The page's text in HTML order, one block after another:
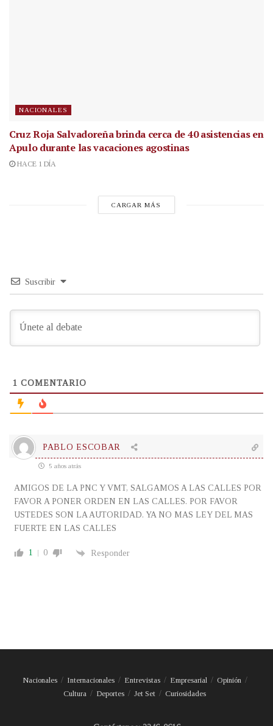
NACIONALES
Cruz Roja Salvadoreña brinda cerca de 40 asistencias en
Apulo durante las vacaciones agostinas
HACE 1 DÍA
CARGAR MÁS
Suscribir
1 COMENTARIO
PABLO ESCOBAR
5 años atrás
AMIGOS DE LA PNC Y VMT, SALGAMOS A LAS CALLES POR
FAVOR A PONER ORDEN EN LAS CALLES. POR FAVOR
USTEDES SON LA AUTORIDAD. YA NO MAS LEY DEL MAS
FUERTE EN LAS CALLES
1 0 Responder
Nacionales Internacionales Entrevistas Empresarial
Opinión
Cultura
Deportes Jet Set Curiosidades